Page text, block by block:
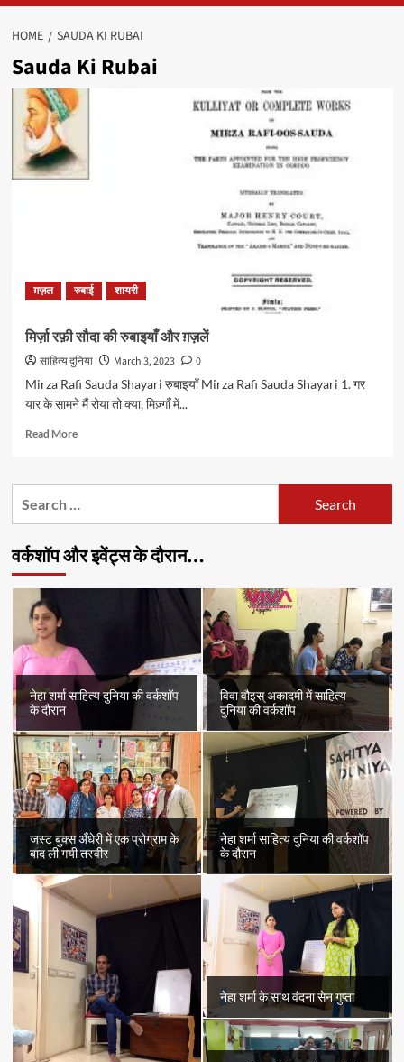
HOME SAUDA KI RUBAI
Sauda Ki Rubai
ग़ज़ल रुबाई शायरी
मिर्ज़ा रफ़ी सौदा की रुबाइयाँ और ग़ज़लें
साहित्य दुनिया March 3, 2023
0
Mirza Rafi Sauda Shayari रुबाइयाँ Mirza Rafi Sauda Shayari 1. गर
यार के सामने मैं रोया तो क्या, मिज़्गाँ में...
Read MoreRead
मिर्ज़ा
रुबाइयाँ
ग़ज़लें
वर्कशॉप और इवेंट्स के दौरान…
नेहा शर्मा साहित्य दुनिया की वर्कशॉप
के दौरान
विवा वौइस् अकादमी में साहित्य
दुनिया की वर्कशॉप
जस्ट बुक्स अँधेरी में एक प्रोग्राम के
बाद ली गयी तस्वीर
नेहा शर्मा साहित्य दुनिया की वर्कशॉप
के दौरान
नेहा शर्मा के साथ वंदना सेन गुप्ता